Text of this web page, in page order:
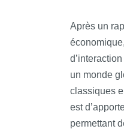
Après un
un monde
classiques
est
permettant